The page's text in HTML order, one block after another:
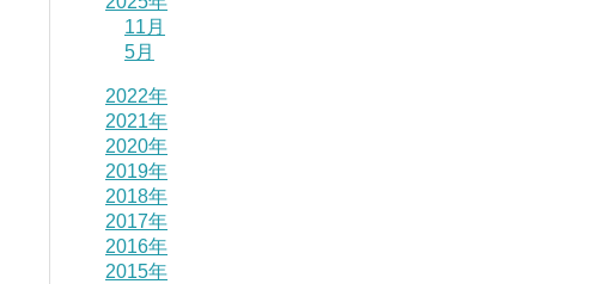
11月
5月
2022年
2021年
2020年
2019年
2018年
2017年
2016年
2015年